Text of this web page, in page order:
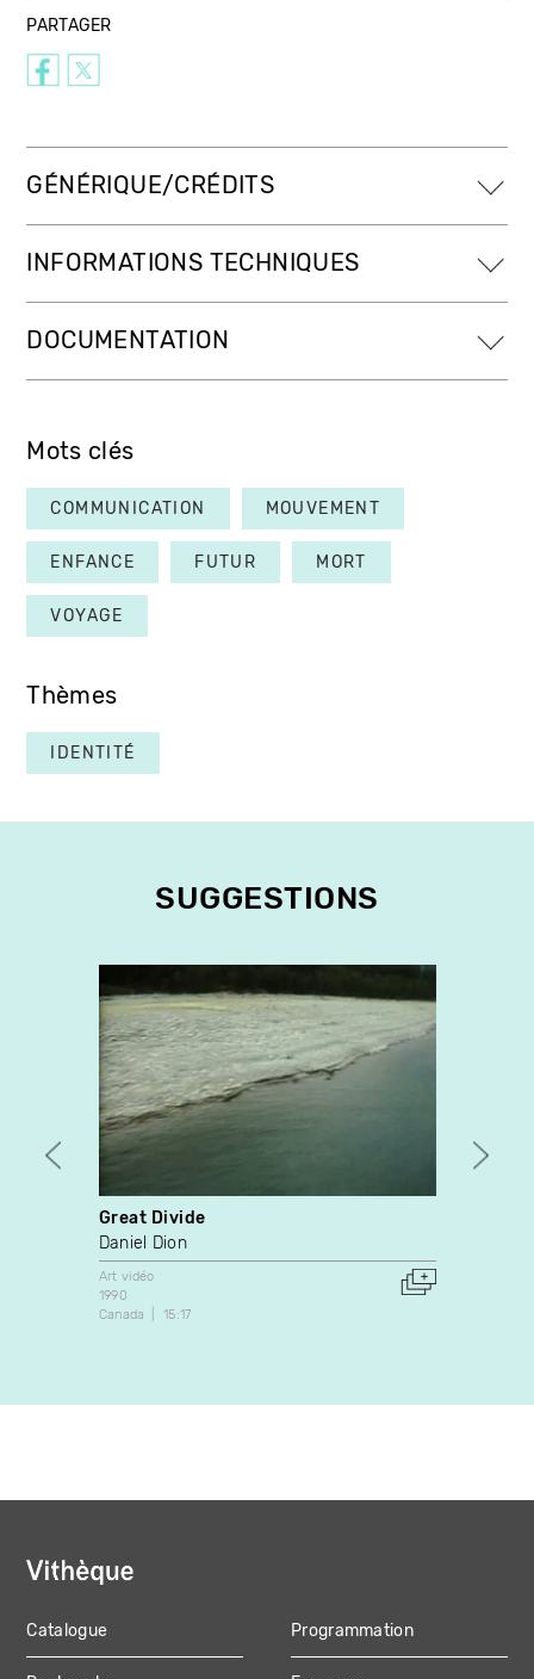
PARTAGER
GÉNÉRIQUE/CRÉDITS
INFORMATIONS TECHNIQUES
DOCUMENTATION
Mots clés
COMMUNICATION MOUVEMENT
ENFANCE FUTUR MORT
VOYAGE
Thèmes
IDENTITÉ
SUGGESTIONS
Great Divide
Daniel Dion
Art vidéo
1990
Canada
15:17
MAIN
Catalogue Programmation